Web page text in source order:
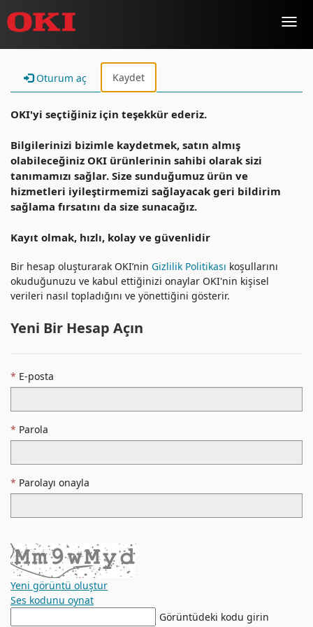
Oturum aç Kaydet
OKI'yi seçtiğiniz için teşekkür ederiz.
Bilgilerinizi bizimle kaydetmek, satın almış
olabileceğiniz OKI ürünlerinin sahibi olarak sizi
tanımamızı sağlar. Size sunduğumuz ürün ve
hizmetleri iyileştirmemizi sağlayacak geri bildirim
sağlama fırsatını da size sunacağız.
Kayıt olmak, hızlı, kolay ve güvenlidir
Bir hesap oluşturarak OKI’nin Gizlilik Politikası koşullarını
okuduğunuzu ve kabul ettiğinizi onaylar OKI'nin kişisel
verileri nasıl topladığını ve yönettiğini gösterir.
Yeni Bir Hesap Açın
E-posta
Parola
Parolayı onayla
Yeni görüntü oluştur
Ses kodunu oynat
Görüntüdeki kodu girin